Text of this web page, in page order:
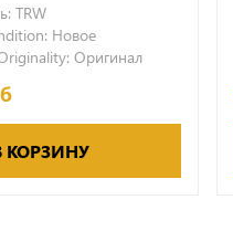
TRW
Новое
Оригинал
КОРЗИНУ